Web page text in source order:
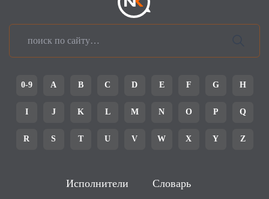
0-9 A B C D E F G H
I J K L M N O P Q
R S T U V W X Y Z
Исполнители Словарь